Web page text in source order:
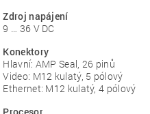
Zdroj napájení
9 … 36 V DC
Konektory
Hlavní: AMP Seal, 26 pinů
Video: M12 kulatý, 5 pólový
Ethernet: M12 kulatý, 4 pólový